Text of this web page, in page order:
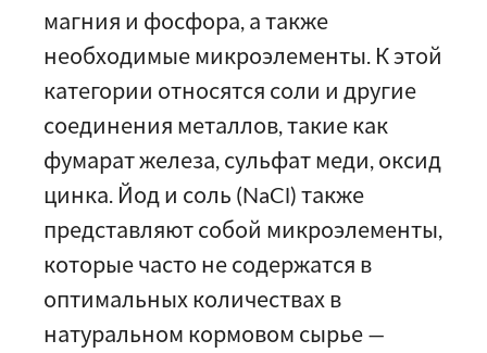
магния и фосфора, а также
необходимые микроэлементы. К этой
категории относятся соли и другие
соединения металлов, такие как
фумарат железа, сульфат меди, оксид
цинка. Йод и соль (NaCl) также
представляют собой микроэлементы,
которые часто не содержатся в
оптимальных количествах в
натуральном кормовом сырье —